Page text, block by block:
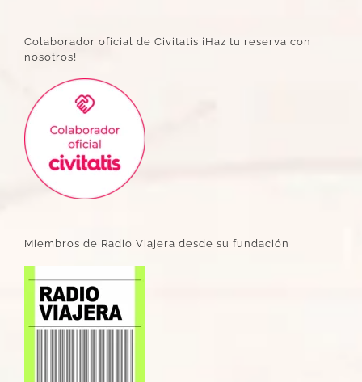
Colaborador oficial de Civitatis ¡Haz tu reserva con
nosotros!
Miembros de Radio Viajera desde su fundación